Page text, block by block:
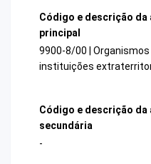
Código e descrição
principal
9900-8/00 |
instituições
Código e descrição
secundária
-